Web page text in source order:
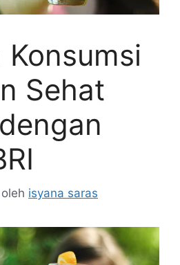
Konsumsi
Sehat
oleh isyana saras